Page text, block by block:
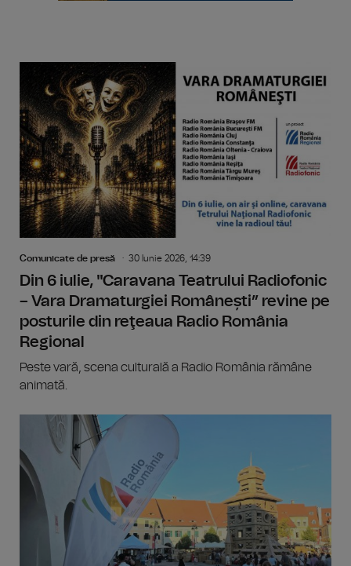
Comunicate de presă 30 Iunie 2026, 14:39
Din 6 iulie, "Caravana Teatrului Radiofonic
– Vara Dramaturgiei Românești” revine pe
posturile din reţeaua Radio România
Regional
Peste vară, scena culturală a Radio România rămâne
animată.